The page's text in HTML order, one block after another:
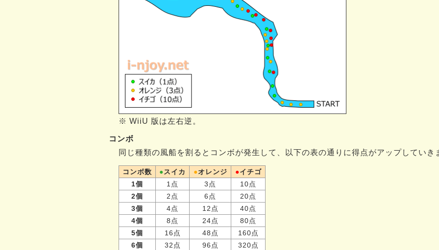
※ WiiU 版は左右逆。
コンボ
同じ種類の風船を割るとコンボが発生して、以下の表の通りに得点がアップしていき
コンボ数 ●スイカ ●オレンジ ●イチゴ
1個
1点 3点
10点
2個
2点 6点
20点
3個
4点 12点
40点
4個
8点 24点
80点
5個
16点 48点
160点
6個
32点 96点
320点